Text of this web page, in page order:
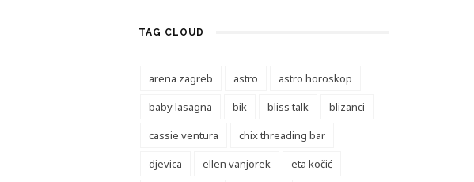
TAG CLOUD
arena zagreb astro
astro horoskop
baby lasagna
bik bliss talk
blizanci
cassie ventura
chix threading bar
djevica
ellen vanjorek
eta kočić